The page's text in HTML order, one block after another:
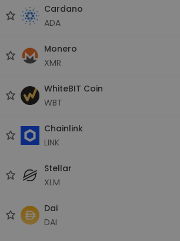
Cardano
ADA
Monero
XMR
WhiteBIT Coin
WBT
Chainlink
LINK
Stellar
XLM
Dai
DAI